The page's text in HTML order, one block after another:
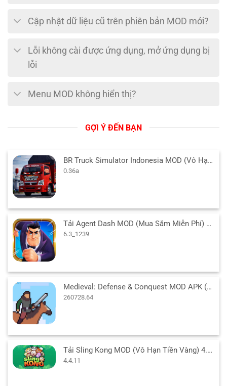
Cập nhật dữ liệu cũ trên phiên bản MOD mới?
Lỗi không cài được ứng dụng, mở ứng dụng bị
lỗi
Menu MOD không hiển thị?
GỢI Ý ĐẾN BẠN
BR Truck Simulator Indonesia MOD (Vô Hạn Tiền) v0.36a APK
0.36a
Tải Agent Dash MOD (Mua Sắm Miễn Phí) 6.3_1239 APK
6.3_1239
Medieval: Defense & Conquest MOD APK (Vô Hạn Tiền) 260728.64
260728.64
Tải Sling Kong MOD (Vô Hạn Tiền Vàng) 4.4.11 APK cho Android
4.4.11